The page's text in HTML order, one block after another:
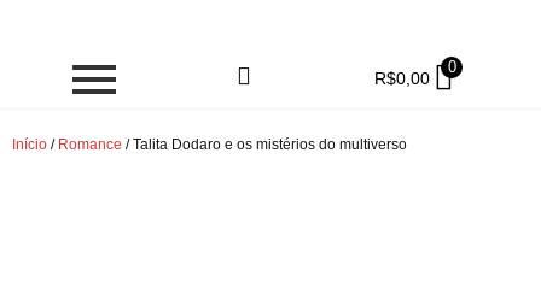
R$0,00
0
Início / Romance / Talita Dodaro e os mistérios do multiverso